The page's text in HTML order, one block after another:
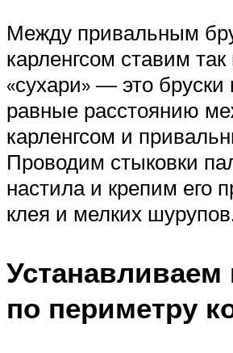
Между привальным
карленгсом ставим
«сухари» — это бруски
равные расстоянию
карленгсом и
Проводим стыковки
настила и крепим его
клея и мелких
Устанавливаем
по периметру